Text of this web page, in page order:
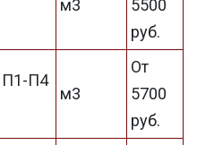
м3
5500
руб.
П1-П4
м3
От
5700
руб.